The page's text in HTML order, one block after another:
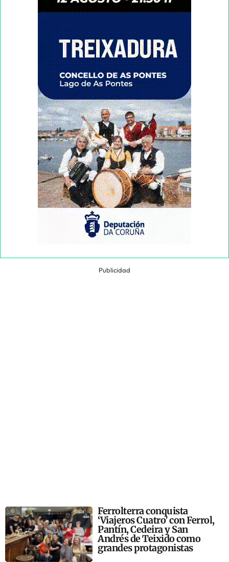
Publicidad
Ferrolterra conquista
‘Viajeros Cuatro’ con Ferrol,
Pantín, Cedeira y San
Andrés de Teixido como
grandes protagonistas